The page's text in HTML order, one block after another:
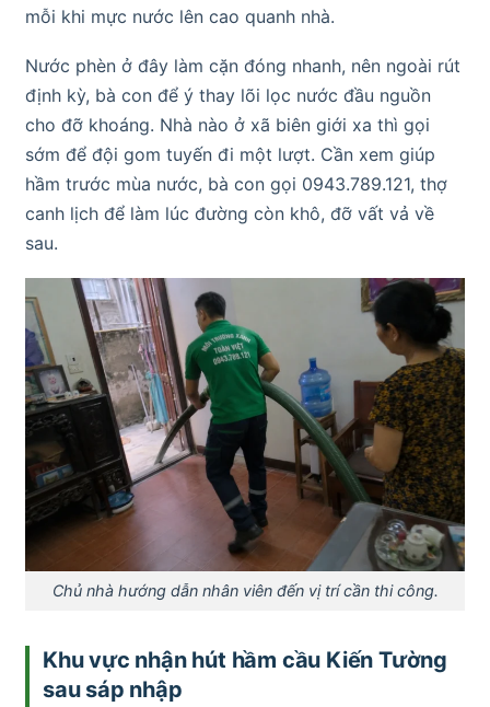
mỗi khi mực nước lên cao quanh nhà.
Nước phèn ở đây làm cặn đóng nhanh, nên ngoài rút
định kỳ, bà con để ý thay lõi lọc nước đầu nguồn
cho đỡ khoáng. Nhà nào ở xã biên giới xa thì gọi
sớm để đội gom tuyến đi một lượt. Cần xem giúp
hầm trước mùa nước, bà con gọi 0943.789.121, thợ
canh lịch để làm lúc đường còn khô, đỡ vất vả về
sau.
Chủ nhà hướng dẫn nhân viên đến vị trí cần thi công.
Khu vực nhận hút hầm cầu Kiến Tường
sau sáp nhập